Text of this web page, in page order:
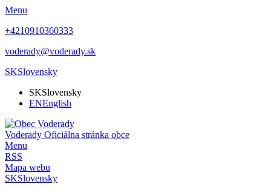
Menu
+4210910360333
voderady@voderady.sk
SKSlovensky
SKSlovensky
ENEnglish
Voderady Oficiálna stránka obce
Menu
RSS
Mapa webu
SKSlovensky